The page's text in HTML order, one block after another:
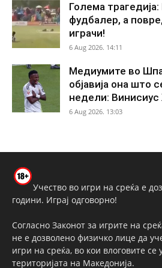
Голема
фудбалер, а
играчи!
6 Aug 2026. 14:11
Медиумите во
објавија она што
недели: Винисиус
6 Aug 2026. 13:03
Учество во игри на среќа е
години. Играј одговорно!
Согласно Законот за игрите на
не е дозволено физичко лице да
игри на среќа, во кои влоговите се
територијата на Македонија.